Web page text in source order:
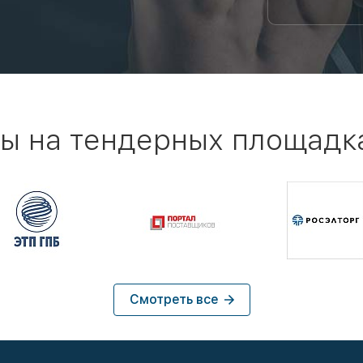
на тендерных
Смотреть все